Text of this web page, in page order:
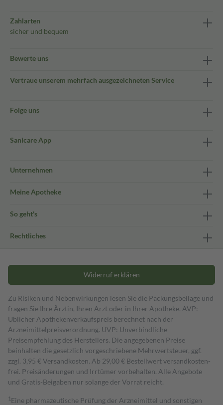
Zahlarten
sicher und bequem
Bewerte uns
Vertraue unserem mehrfach ausgezeichneten Service
Folge uns
Sanicare App
Unternehmen
Meine Apotheke
So geht's
Rechtliches
Widerruf erklären
Zu Risiken und Nebenwirkungen lesen Sie die Packungsbeilage und
fragen Sie Ihre Ärztin, Ihren Arzt oder in Ihrer Apotheke. AVP:
Üblicher Apothekenverkaufspreis berechnet nach der
Arzneimittelpreisverordnung. UVP: Unverbindliche
Preisempfehlung des Herstellers. Die angegebenen Preise
beinhalten die gesetzlich vorgeschriebene Mehrwertsteuer, ggf.
zzgl. 3,95 € Versandkosten. Ab 29,00 € Bestell­wert versand­kosten­
frei. Preisänderungen und Irrtümer vorbehalten. Alle Angebote
und Gratis-Beigaben nur solange der Vorrat reicht.
1 Eine pharmazeutische Prüfung der Arzneimittel und sonstigen